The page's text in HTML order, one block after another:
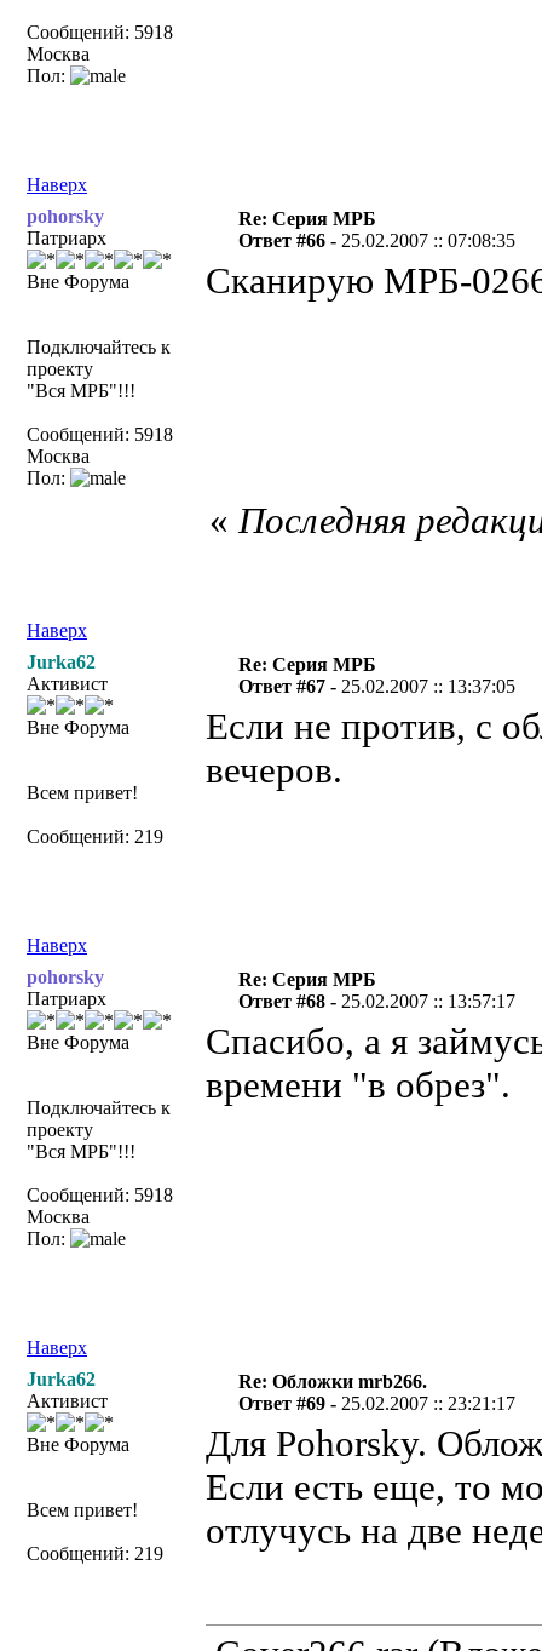
Сообщений: 5918
Москва
Пол:
Наверх
pohorsky
Патриарх
Вне Форума
Подключайтесь к
проекту
"Вся МРБ"!!!
Сообщений: 5918
Москва
Пол:
Re: Серия МРБ
Ответ #66 - 25.02.2007 :: 07:08:35
Сканирую МРБ-
Наверх
«Последняя
Jurka62
Активист
Вне Форума
Всем привет!
Сообщений: 219
Re: Серия МРБ
Ответ #67 - 25.02.2007 :: 13:37:05
Если не против, с
вечеров.
Наверх
pohorsky
Патриарх
Вне Форума
Подключайтесь к
проекту
"Вся МРБ"!!!
Сообщений: 5918
Москва
Пол:
Re: Серия МРБ
Ответ #68 - 25.02.2007 :: 13:57:17
Спасибо, а я
времени "в обрез".
Наверх
Jurka62
Активист
Вне Форума
Всем привет!
Сообщений: 219
Re: Обложки mrb266.
Ответ #69 - 25.02.2007 :: 23:21:17
Для Pohorsky.
Если есть еще, то
отлучусь на две